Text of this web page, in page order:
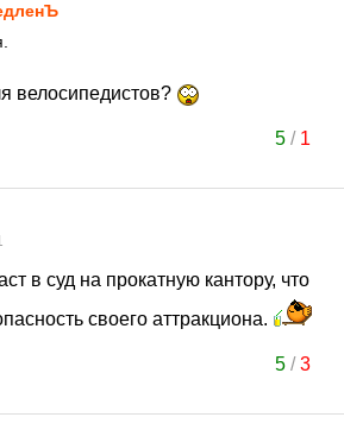
велосипедистов?
5/ 1
в суд на прокатную кантору, что
своего аттракциона.
5/3